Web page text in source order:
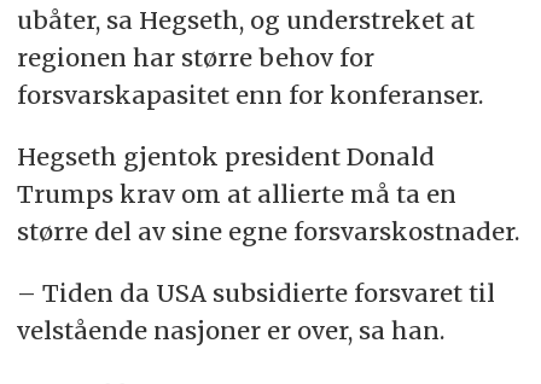
ubåter, sa Hegseth, og understreket at
regionen har større behov for
forsvarskapasitet enn for konferanser.
Hegseth gjentok president Donald
Trumps krav om at allierte må ta en
større del av sine egne forsvarskostnader.
– Tiden da USA subsidierte forsvaret til
velstående nasjoner er over, sa han.